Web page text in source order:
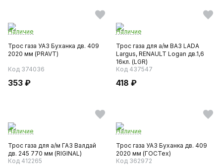
Наличие
Трос газа УАЗ Буханка дв. 409
2020 мм (PRAVT)
Код 374036
353 ₽
Наличие
Трос газа для а/м ВАЗ LADA
Largus, RENAULT Logan дв.1,6
16кл. (LGR)
Код 437547
418 ₽
Наличие
Трос газа для а/м ГАЗ Валдай
дв. 245 770 мм (RIGINAL)
Код 412265
Наличие
Трос газа УАЗ Буханка дв. 409
2020 мм (ГОСТех)
Код 362972